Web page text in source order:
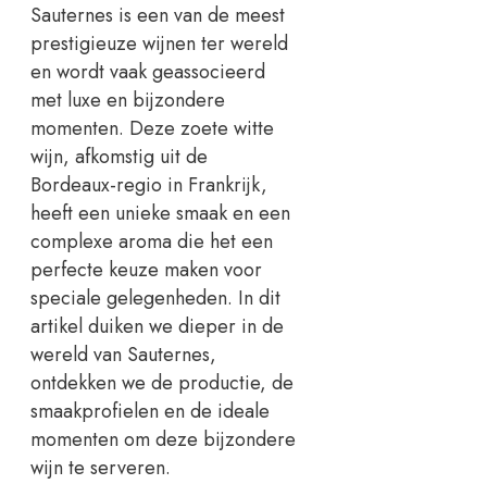
Sauternes is een van de meest
prestigieuze wijnen ter wereld
en wordt vaak geassocieerd
met luxe en bijzondere
momenten. Deze zoete witte
wijn, afkomstig uit de
Bordeaux-regio in Frankrijk,
heeft een unieke smaak en een
complexe aroma die het een
perfecte keuze maken voor
speciale gelegenheden. In dit
artikel duiken we dieper in de
wereld van Sauternes,
ontdekken we de productie, de
smaakprofielen en de ideale
momenten om deze bijzondere
wijn te serveren.